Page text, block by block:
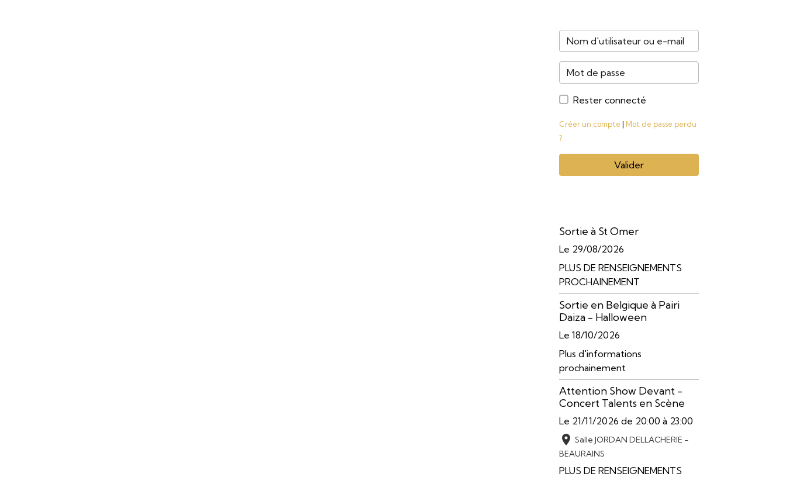
Rester connecté
Créer un compte | Mot de passe perdu
?
Valider
Sortie à St Omer
Le 29/08/2026
PLUS DE RENSEIGNEMENTS
PROCHAINEMENT
Sortie en Belgique à Pairi
Daiza - Halloween
Le 18/10/2026
Plus d'informations
prochainement
Attention Show Devant -
Concert Talents en Scène
Le 21/11/2026 de 20:00 à 23:00
Salle JORDAN DELLACHERIE -
BEAURAINS
PLUS DE RENSEIGNEMENTS